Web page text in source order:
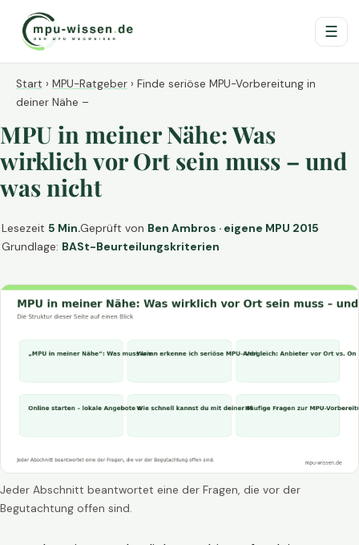
☰
Start › MPU-Ratgeber › Finde seriöse MPU-Vorbereitung in
deiner Nähe –
MPU in meiner Nähe: Was
wirklich vor Ort sein muss – und
was nicht
Lesezeit 5 Min.Geprüft von Ben Ambros · eigene MPU 2015
Grundlage: BASt-Beurteilungskriterien
Jeder Abschnitt beantwortet eine der Fragen, die vor der
Begutachtung offen sind.